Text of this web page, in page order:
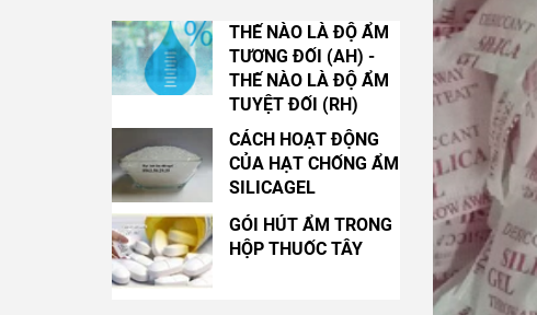
THẾ NÀO LÀ ĐỘ ẨM
TƯƠNG ĐỐI (AH) -
THẾ NÀO LÀ ĐỘ ẨM
TUYỆT ĐỐI (RH)
CÁCH HOẠT ĐỘNG
CỦA HẠT CHỐNG ẨM
SILICAGEL
GÓI HÚT ẨM TRONG
HỘP THUỐC TÂY